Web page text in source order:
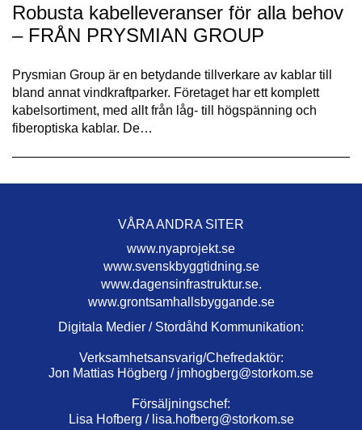
Robusta kabelleveranser för alla behov
– FRÅN PRYSMIAN GROUP
Prysmian Group är en betydande tillverkare av kablar till
bland annat vindkraftparker. Företaget har ett komplett
kabelsortiment, med allt från låg- till högspänning och
fiberoptiska kablar. De…
VÅRA ANDRA SITER
www.nyaprojekt.se
www.svenskbyggtidning.se
www.dagensinfrastruktur.se.
www.grontsamhallsbyggande.se
Digitala Medier / Stordåhd Kommunikation:
Verksamhetsansvarig/Chefredaktör:
Jon Mattias Högberg / jmhogberg@storkom.se
Försäljningschef:
Lisa Hofberg / lisa.hofberg@storkom.se